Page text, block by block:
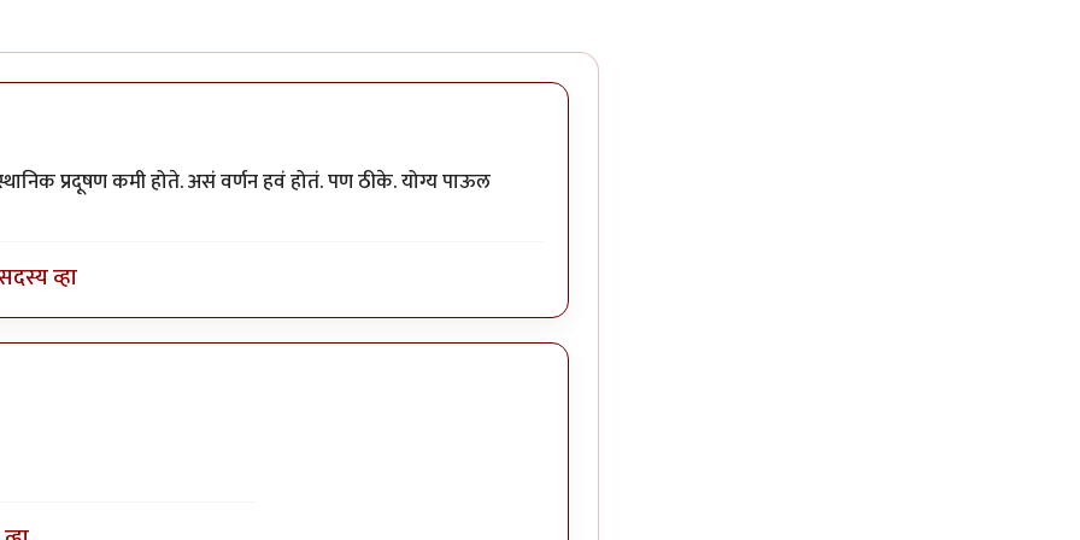
प्रदूषण कमी होते. असं वर्णन हवं होतं. पण ठीके. योग्य पाऊल
व्हा